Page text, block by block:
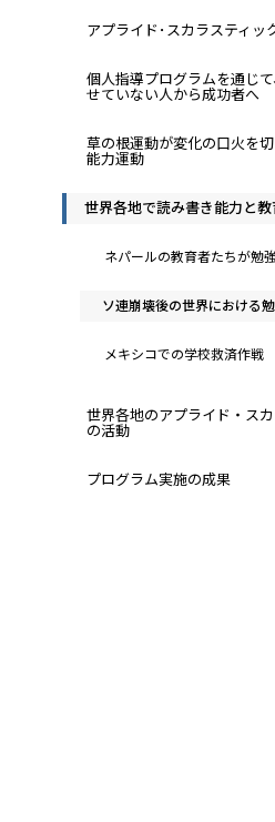
アプライド･スカラスティッ
個人指導プログラムを通じ
せていない人から成功者へ
草の根運動が変化の口火を
能力運動
世界各地で読み書き能力と
ネパールの教育者たちが勉
ソ連崩壊後の世界における
メキシコでの学校救済作戦
世界各地のアプライド・ス
の活動
プログラム実施の成果